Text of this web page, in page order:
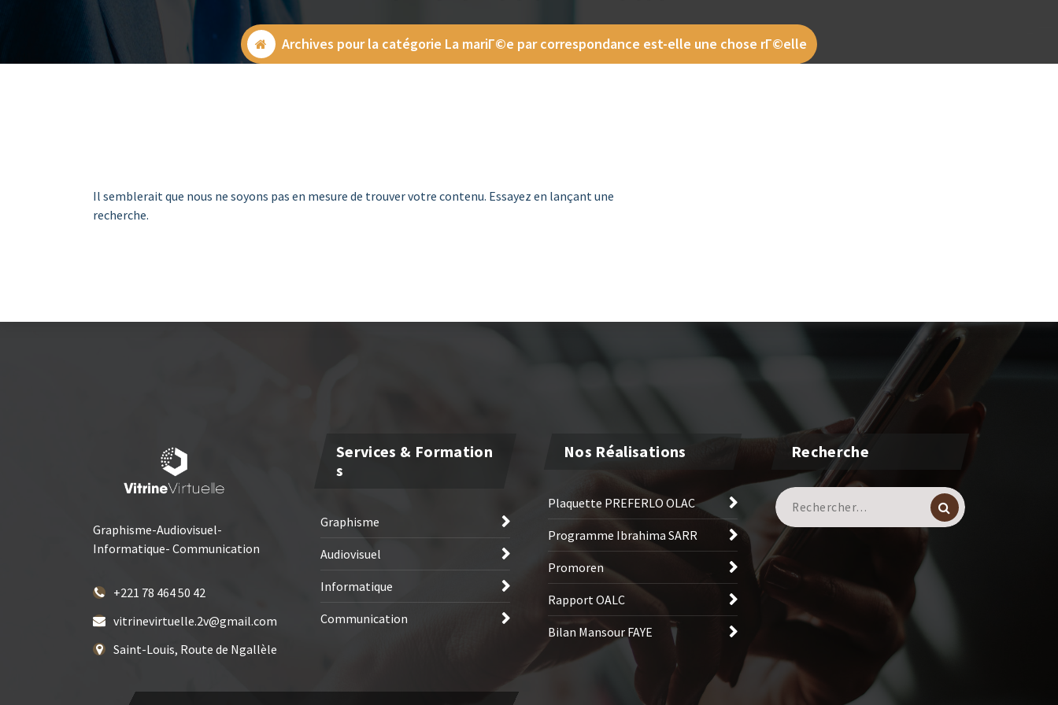
Archives pour la catégorie La mariГ©e par correspondance est-elle une chose rГ©elle
Il semblerait que nous ne soyons pas en mesure de trouver votre contenu. Essayez en lançant une
recherche.
Graphisme-Audiovisuel-
Informatique- Communication
+221 78 464 50 42
vitrinevirtuelle.2v@gmail.com
Saint-Louis, Route de Ngallèle
Services & Formation
S
Graphisme
Audiovisuel
Informatique
Communication
Nos Réalisations
Plaquette PREFERLO OLAC
Programme Ibrahima SARR
Promoren
Rapport OALC
Bilan Mansour FAYE
Recherche
Recherche
pour :